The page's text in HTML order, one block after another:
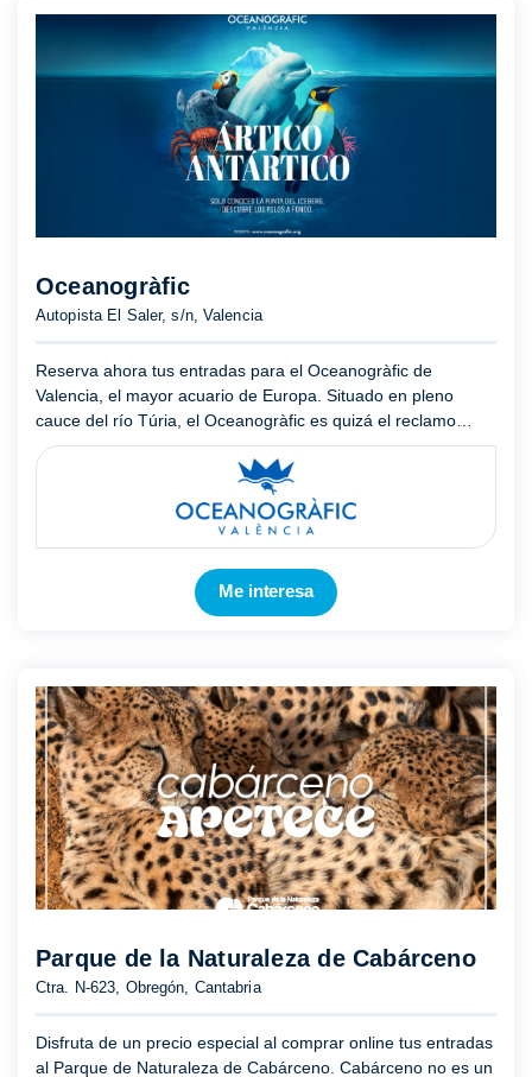
Oceanogràfic
Autopista El Saler, s/n, Valencia
Reserva ahora tus entradas para el Oceanogràfic de
Valencia, el mayor acuario de Europa. Situado en pleno
cauce del río Túria, el Oceanogràfic es quizá el reclamo
turístico más exitoso de la impresionante Ciudad de las Artes
Me interesa
Parque de la Naturaleza de Cabárceno
Ctra. N-623, Obregón, Cantabria
Disfruta de un precio especial al comprar online tus entradas
al Parque de Naturaleza de Cabárceno. Cabárceno no es un